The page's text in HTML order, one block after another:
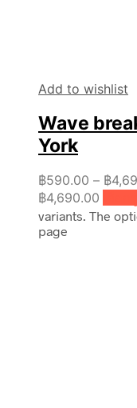
Add to wishlist
Wave
York
฿590.00 – ฿
฿4,690.00
variants. The
page